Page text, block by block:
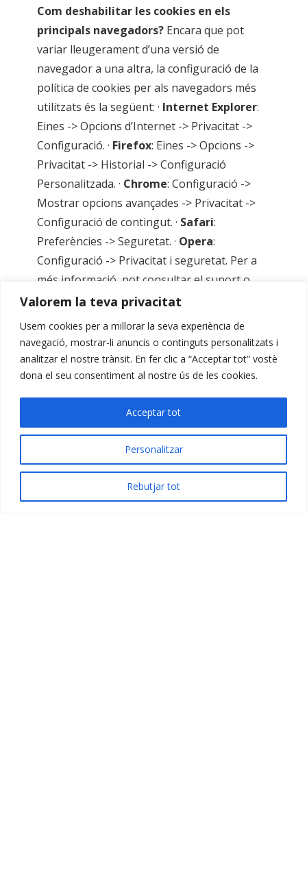
Valorem la teva privacitat
Usem cookies per a millorar la seva experiència de
navegació, mostrar-li anuncis o continguts personalitzats i
analitzar el nostre trànsit. En fer clic a “Acceptar tot” vostè
dona el seu consentiment al nostre ús de les cookies.
Personalitzar
Rebutjar tot
Acceptar tot
Com deshabilitar les cookies en els
principals navegadors? Encara que pot
variar lleugerament d’una versió de
navegador a una altra, la configuració de la
política de cookies per als navegadors més
utilitzats és la següent: · Internet Explorer:
Eines -> Opcions d’Internet -> Privacitat ->
Configuració. · Firefox: Eines -> Opcions ->
Privacitat -> Historial -> Configuració
Personalitzada. · Chrome: Configuració ->
Mostrar opcions avançades -> Privacitat ->
Configuració de contingut. · Safari:
Preferències -> Seguretat. · Opera:
Configuració -> Privacitat i seguretat. Per a
més informació, pot consultar el suport o
l’ajuda del seu navegador o a través dels
Explorer , Opera. A més, també pot gestionar
el magatzem de cookies en el seu navegador
a través d’eines com les següents: · Your en
línia choices·GhosteryActualització de la
política de cookiesAquest lloc web pot
modificar aquesta Política sobre Cookies, per
això li recomanem revisar aquesta política
cada vegada que accedeixi al nostre lloc web
per a estar adequadament informat sobre